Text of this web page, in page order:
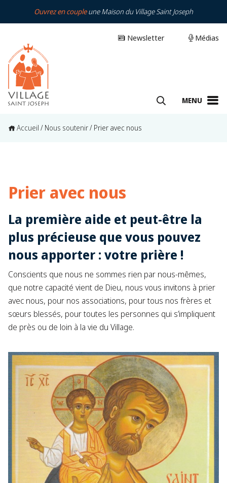
Ouvrez en coupleune Maison du Village Saint Joseph
Newsletter Médias
MENU
Accueil / Nous soutenir/ Prier avec nous
Prier avec nous
La première aide et peut-être la
plus précieuse que vous pouvez
nous apporter : votre prière !
Conscients que nous ne sommes rien par nous-mêmes,
que notre capacité vient de Dieu, nous vous invitons à prier
avec nous, pour nos associations, pour tous nos frères et
sœurs blessés, pour toutes les personnes qui s’impliquent
de près ou de loin à la vie du Village. ​